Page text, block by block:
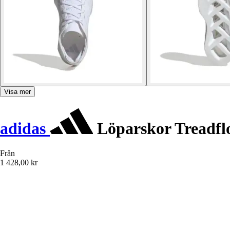
Visa mer
adidas Löparskor
Från
1 428,00 kr